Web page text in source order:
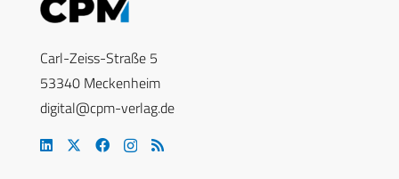
Carl-Zeiss-Straße 5
53340 Meckenheim
digital@cpm-verlag.de